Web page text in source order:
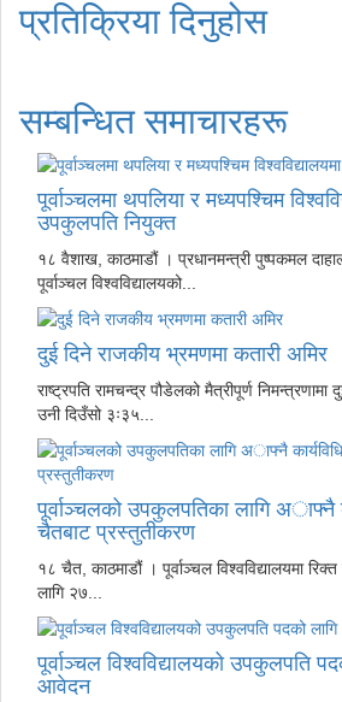
प्रतिक्रिया दिनुहोस
सम्बन्धित समाचारहरू
पूर्वाञ्चलमा थपलिया र मध्यपश्चिम
उपकुलपति नियुक्त
१८ वैशाख, काठमाडौं । प्रधानमन्त्री पुष्पकमल
पूर्वाञ्चल विश्वविद्यालयको...
दुई दिने राजकीय भ्रमणमा कतारी अमिर
राष्ट्रपति रामचन्द्र पौडेलको मैत्रीपूर्ण
उनी दिउँसो ३ः३५...
पूर्वाञ्चलको उपकुलपतिका लागि अाफ्नै
चैतबाट प्रस्तुतीकरण
१८ चैत, काठमाडौं । पूर्वाञ्चल विश्वविद्यालयमा
लागि २७...
पूर्वाञ्चल विश्वविद्यालयको उपकुलपति
आवेदन